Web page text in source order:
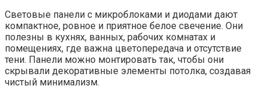
Световые панели с микроблоками и диодами дают
компактное, ровное и приятное белое свечение. Они
полезны в кухнях, ванных, рабочих комнатах и
помещениях, где важна цветопередача и отсутствие
тени. Панели можно монтировать так, чтобы они
скрывали декоративные элементы потолка, создавая
чистый минимализм.